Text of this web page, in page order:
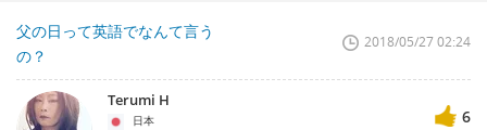
父の日って英語でなんて言う
の？
2018/05/27 02:24
Terumi H
日本 6